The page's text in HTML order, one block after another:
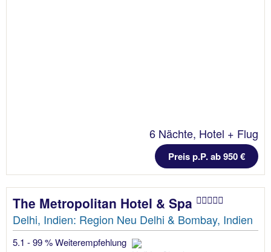
6 Nächte, Hotel + Flug
Preis p.P. ab 950 €
The Metropolitan Hotel & Spa
Delhi, Indien: Region Neu Delhi & Bombay, Indien
5.1 - 99 % Weiterempfehlung